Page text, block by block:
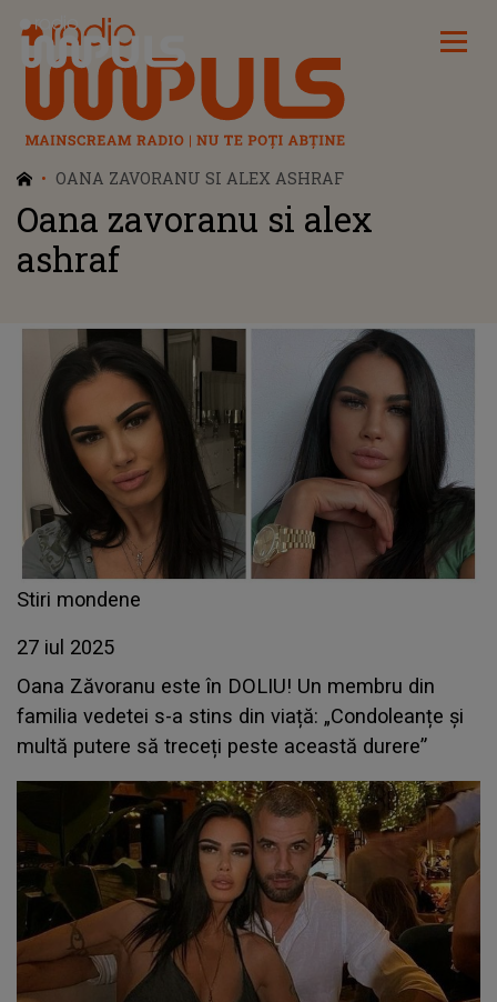
Radio Impuls
OANA ZAVORANU SI ALEX ASHRAF
Oana zavoranu si alex
ashraf
Stiri mondene
27 iul 2025
Oana Zăvoranu este în DOLIU! Un membru din
familia vedetei s-a stins din viață: „Condoleanțe și
multă putere să treceți peste această durere”